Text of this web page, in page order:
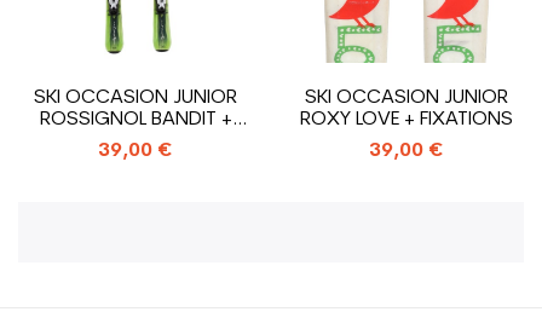
SKI OCCASION JUNIOR
ROSSIGNOL BANDIT +
FIXATIONS
39,00 €
SKI OCCASION JUNIOR
ROXY LOVE + FIXATIONS
39,00 €